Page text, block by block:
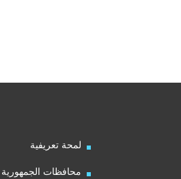
لمحة تعريفية
محافظات الجمهورية